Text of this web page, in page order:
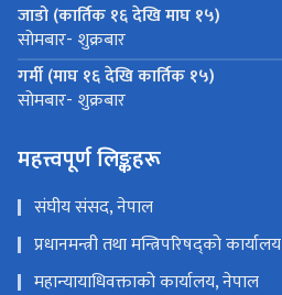
जाडो (कार्तिक १६ देखि माघ १५)
सोमबार- शुक्रबार
गर्मी (माघ १६ देखि कार्तिक १५)
सोमबार- शुक्रबार
महत्त्वपूर्ण लिङ्कहरू
संघीय संसद, नेपाल
प्रधानमन्त्री तथा मन्त्रिपरिषद्को कार्यालय
महान्यायाधिवक्ताको कार्यालय, नेपाल